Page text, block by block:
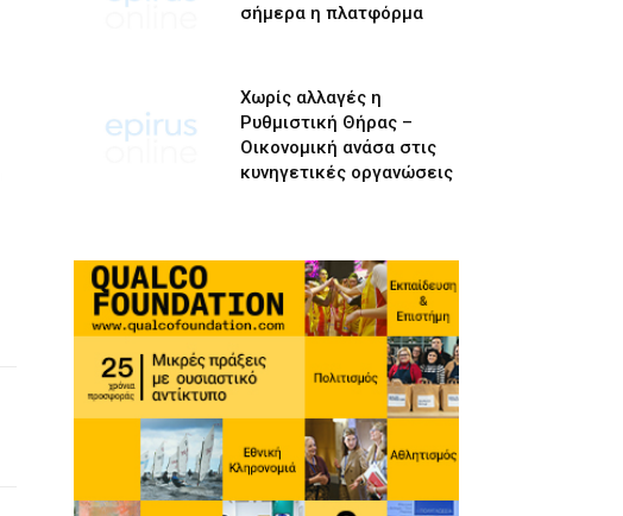
σήμερα η πλατφόρμα
Χωρίς αλλαγές η
Ρυθμιστική Θήρας –
Οικονομική ανάσα στις
κυνηγετικές οργανώσεις